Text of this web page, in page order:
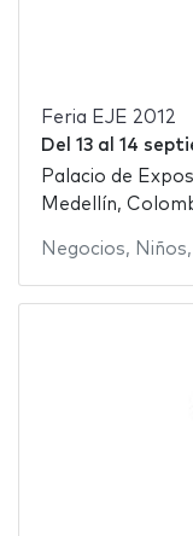
Feria EJE 2012
Del 13al 14
Palacio de
Medellín,
Negocios, Niños,